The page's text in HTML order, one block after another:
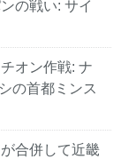
の戦い: サイ
オン作戦: ナ
の首都ミンス
合併して近畿